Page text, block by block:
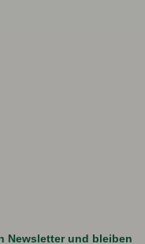
Newsletter und bleiben